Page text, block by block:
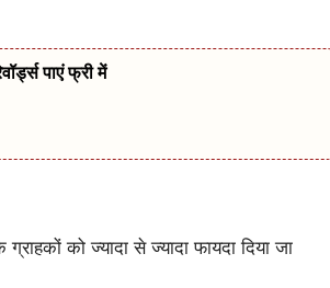
पाएं फ्री में
को ज्यादा से ज्यादा फायदा दिया जा